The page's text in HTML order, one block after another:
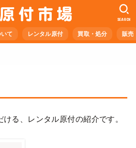
て レンタル原付 買取・処分 販売
SEARCH
る、レンタル原付の紹介です。